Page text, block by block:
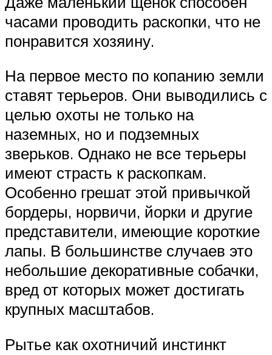
часами проводить раскопки, что не
понравится хозяину.
На первое место по копанию земли
ставят терьеров. Они выводились с
целью охоты не только на
наземных, но и подземных
зверьков. Однако не все терьеры
имеют страсть к раскопкам.
Особенно грешат этой привычкой
бордеры, норвичи, йорки и другие
представители, имеющие короткие
лапы. В большинстве случаев это
небольшие декоративные собачки,
вред от которых может достигать
крупных масштабов.
Рытье как охотничий инстинкт